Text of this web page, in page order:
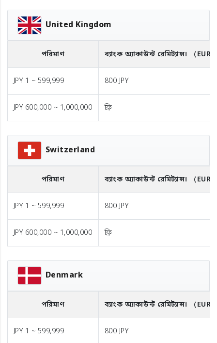
United Kingdom
পরিমাণ ব্যাংক অ্যাকাউন্ট রেমিট্যান্স। （EUR
JPY 1 ~ 599,999 800 JPY
JPY 600,000 ~ 1,000,000 ফ্রি
Switzerland
পরিমাণ ব্যাংক অ্যাকাউন্ট রেমিট্যান্স। （EUR
JPY 1 ~ 599,999 800 JPY
JPY 600,000 ~ 1,000,000 ফ্রি
Denmark
পরিমাণ ব্যাংক অ্যাকাউন্ট রেমিট্যান্স। （EUR
JPY 1 ~ 599,999 800 JPY